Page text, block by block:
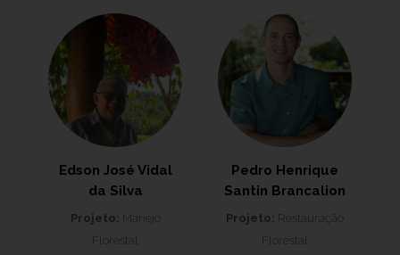
Edson José Vidal
da Silva
Projeto: Manejo
Florestal
Pedro Henrique
Santin Brancalion
Projeto: Restauração
Florestal